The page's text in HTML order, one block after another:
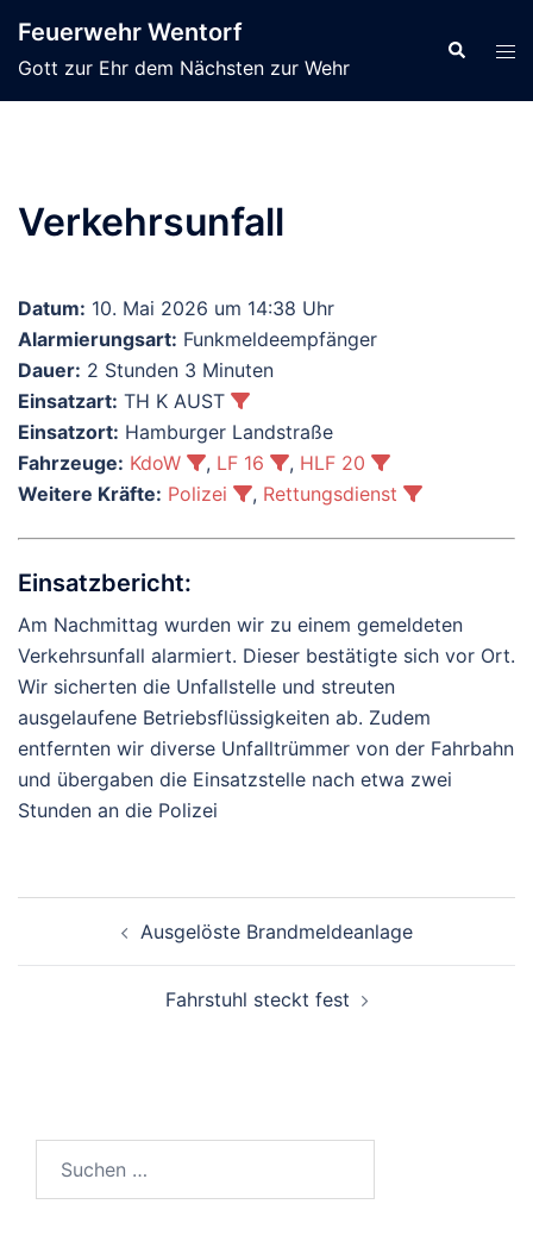
Inhalt
springen
Feuerwehr Wentorf
Gott zur Ehr dem Nächsten zur Wehr
Suche
Verkehrsunfall
Datum: 10. Mai 2026 um 14:38 Uhr
Alarmierungsart: Funkmeldeempfänger
Dauer: 2 Stunden 3 Minuten
Einsatzart: TH K AUST
Einsatzort: Hamburger Landstraße
Fahrzeuge: KdoW , LF 16 , HLF 20
Weitere Kräfte: Polizei , Rettungsdienst
Einsatzbericht:
Am Nachmittag wurden wir zu einem gemeldeten
Verkehrsunfall alarmiert. Dieser bestätigte sich vor Ort.
Wir sicherten die Unfallstelle und streuten
ausgelaufene Betriebsflüssigkeiten ab. Zudem
entfernten wir diverse Unfalltrümmer von der Fahrbahn
und übergaben die Einsatzstelle nach etwa zwei
Stunden an die Polizei
Ausgelöste Brandmeldeanlage
Fahrstuhl steckt fest